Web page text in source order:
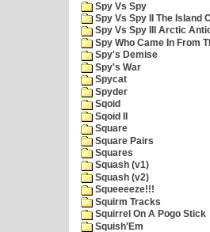
Spy Vs Spy
Spy Vs Spy II The Island
Spy Vs Spy III Arctic
Spy Who Came In From
Spy's Demise
Spy's War
Spycat
Spyder
Sqoid
Sqoid II
Square
Square Pairs
Squares
Squash (v1)
Squash (v2)
Squeeeeze!!!
Squirm Tracks
Squirrel On A Pogo Stick
Squish'Em